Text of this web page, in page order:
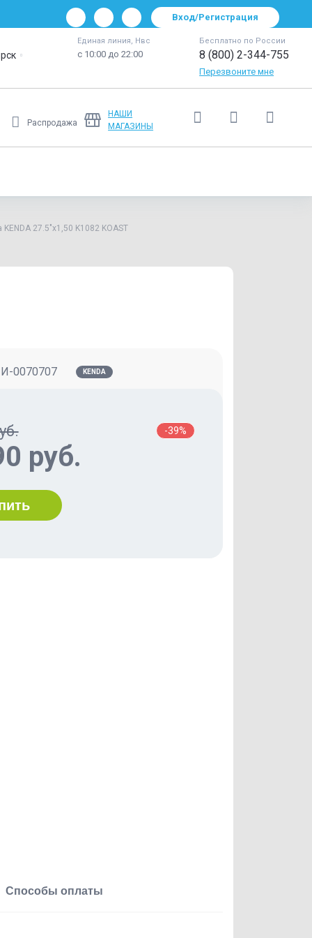
Вход/Регистрация
Единая линия, Нвс
с 10:00 до 22:00
Бесплатно по России
8 (800) 2-344-755
Перезвоните мне
Распродажа
НАШИ
МАГАЗИНЫ
27.5"х1,50 K1082 KOAST
И-0070707 KENDA
-39%
руб.
Способы оплаты